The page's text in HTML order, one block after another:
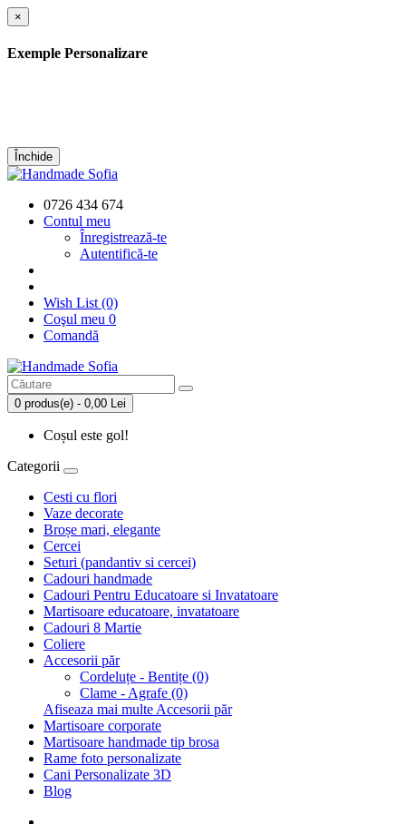
×
Exemple Personalizare
Închide
0726 434 674
Contul meu
Înregistrează-te
Autentifică-te
Wish List (0)
Coşul meu 0
Comandă
0 produs(e) - 0,00 Lei
Coșul este gol!
Categorii
Cesti cu flori
Vaze decorate
Broșe mari, elegante
Cercei
Seturi (pandantiv si cercei)
Cadouri handmade
Cadouri Pentru Educatoare si Invatatoare
Martisoare educatoare, invatatoare
Cadouri 8 Martie
Coliere
Accesorii păr
Cordeluțe - Bentițe (0)
Clame - Agrafe (0)
Afiseaza mai multe Accesorii păr
Martisoare corporate
Martisoare handmade tip brosa
Rame foto personalizate
Cani Personalizate 3D
Blog